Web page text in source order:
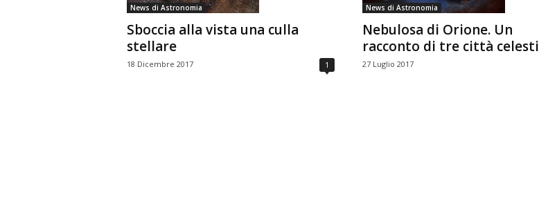
News di Astronomia
Sboccia alla vista una culla
stellare
18 Dicembre 2017 1
News di Astronomia
Nebulosa di Orione. Un
racconto di tre città celesti
27 Luglio 2017